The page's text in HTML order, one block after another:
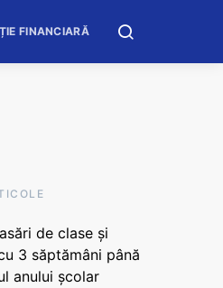
FINANCIARĂ
de clase și
3 săptămâni până
anului școlar